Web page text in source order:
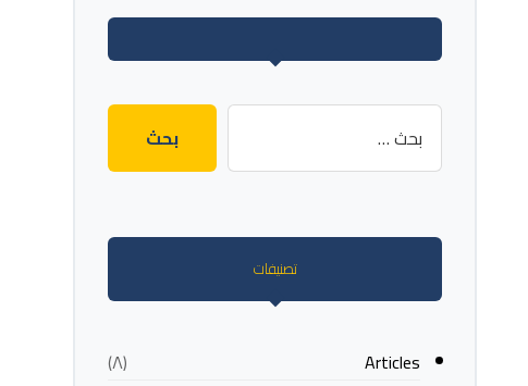
تصنيفات
Articles
(٨)